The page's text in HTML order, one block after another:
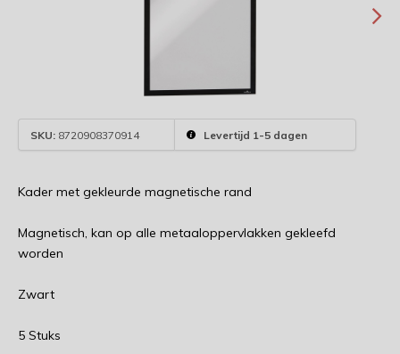
SKU: 8720908370914 Levertijd 1-5 dagen
Kader met gekleurde magnetische rand
Magnetisch, kan op alle metaaloppervlakken gekleefd
worden
Zwart
5 Stuks